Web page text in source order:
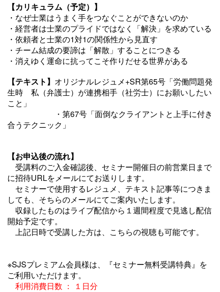
【カリキュラム（予定） 】
・なぜ士業はうまく手をつなぐことができないのか
・ 経営者は士業のプライドではなく「解決」を求めている
・ 依頼者と士業の1対1の関係性から見直す
・ チーム結成の要諦は「解散」することにつきる
・ 消えゆく運命に抗ってこそ作りだせる世界がある
【テキスト】 オリジナルレジュメ+SR第65号「労働問題発
生時 私（弁護士）が連携相手（社労士）にお願いしたい
こと」
・第67号「面倒なクライアントと上手に付き
合うテクニック」
【お申込後の流れ】
受講料のご入金確認後、セミナー開催日の前営業日まで
に招待URLをメールにてお送りします。
セミナーで使用するレジュメ、テキスト記事等につきま
しても、そちらのメールにてご案内いたします。
収録したものはライブ配信から１週間程度で見逃し配信
開始予定です。
上記日時で受講した方は、こちらの視聴も可能です。
※SJSプレミアム会員様は、『セミナー無料受講特典』を
ご利用いただけます。
利用消費日数 ： １日分